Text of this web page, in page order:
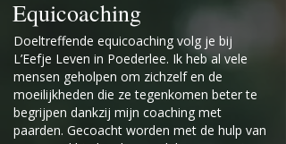
Equicoaching
Doeltreffende equicoaching volg je bij
L’Eefje Leven in Poederlee. Ik heb al vele
mensen geholpen om zichzelf en de
moeilijkheden die ze tegenkomen beter te
begrijpen dankzij mijn coaching met
paarden. Gecoacht worden met de hulp van